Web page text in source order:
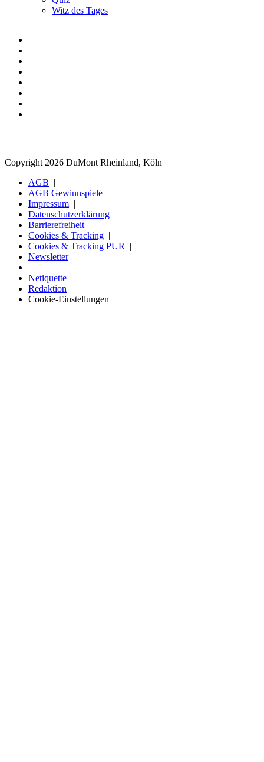
Witz des Tages
Copyright 2026 DuMont Rheinland, Köln
AGB
AGB Gewinnspiele
Impressum
Datenschutzerklärung
Barrierefreiheit
Cookies & Tracking
Cookies & Tracking PUR
Newsletter
Netiquette
Redaktion
Cookie-Einstellungen